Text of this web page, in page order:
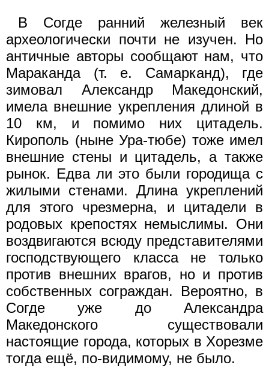
В Согде ранний железный век
археологически почти не изучен. Но
античные авторы сообщают нам, что
Мараканда (т. е. Самарканд), где
зимовал Александр Македонский,
имела внешние укрепления длиной в
10 км, и помимо них цитадель.
Кирополь (ныне Ура-тюбе) тоже имел
внешние стены и цитадель, а также
рынок. Едва ли это были городища с
жилыми стенами. Длина укреплений
для этого чрезмерна, и цитадели в
родовых крепостях немыслимы. Они
воздвигаются всюду представителями
господствующего класса не только
против внешних врагов, но и против
собственных сограждан. Вероятно, в
Согде уже до Александра
Македонского существовали
настоящие города, которых в Хорезме
тогда ещё, по-видимому, не было.